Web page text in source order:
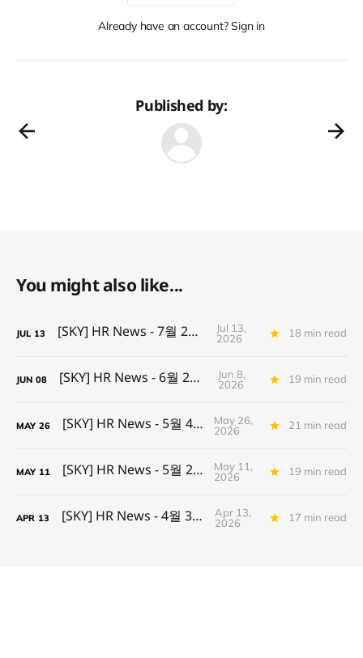
Already have an account? Sign in
Published by:
You might also like...
JUL 13 [SKY] HR News - 7월 2주차
Jul 13,
2026
18 min read
JUN 08 [SKY] HR News - 6월 2주차
Jun 8,
2026
19 min read
MAY 26 [SKY] HR News - 5월 4주차
May 26,
2026
21 min read
MAY 11 [SKY] HR News - 5월 2주차
May 11,
2026
19 min read
APR 13 [SKY] HR News - 4월 3주차
Apr 13,
2026
17 min read